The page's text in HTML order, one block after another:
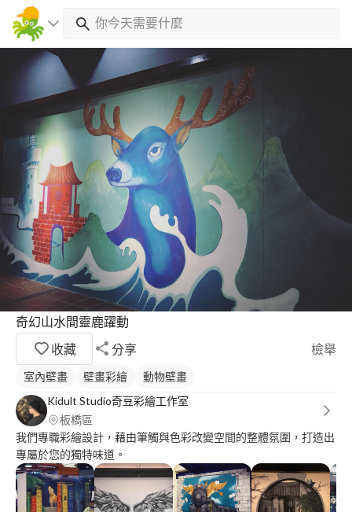
奇幻山水間靈鹿躍動
收藏
分享 檢舉
室內壁畫 壁畫彩繪
動物壁畫
Kidult Studio奇豆彩繪工作室
板橋區
我們專職彩繪設計，藉由筆觸與色彩改變空間的整體氛圍，打造出
專屬於您的獨特味道。